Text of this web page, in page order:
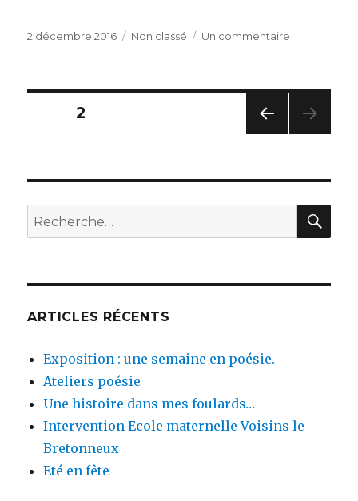
Publié
2 décembre 2016 Catégories
Non classé Un commentaire
Pagination
publications
ÉDE
NTE
PAGE2
Recherche
pour
ARTICLES RÉCENTS
Exposition : une semaine en poésie.
Ateliers poésie
Une histoire dans mes foulards…
Intervention Ecole maternelle Voisins le
Bretonneux
Eté en fête